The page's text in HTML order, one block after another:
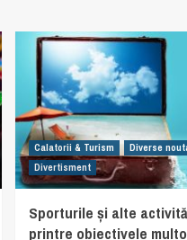
Calatorii & Turism
Diverse
Divertisment
Sporturile și alte
printre obiectivele